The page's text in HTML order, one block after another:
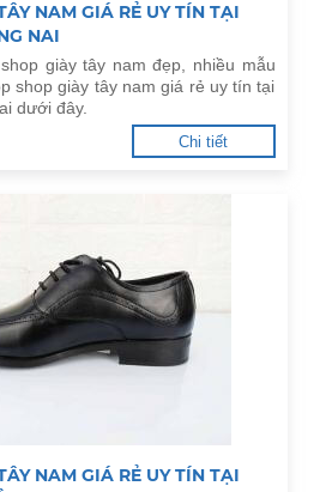
NAM GIÁ RẺ UY TÍN TẠI
NAI
giày tây nam đẹp, nhiều mẫu
shop giày tây nam giá rẻ uy tín tại
dưới đây.
Chi tiết
NAM GIÁ RẺ UY TÍN TẠI